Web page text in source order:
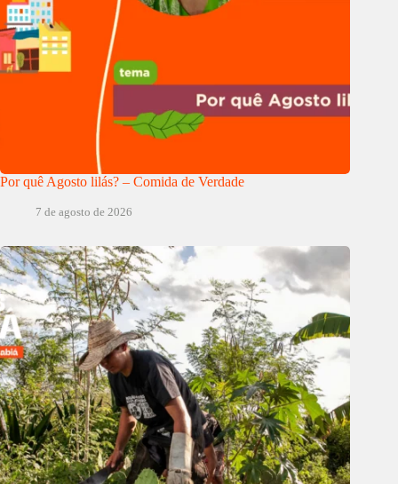
Por quê Agosto lilás? – Comida de Verdade
7 de agosto de 2026